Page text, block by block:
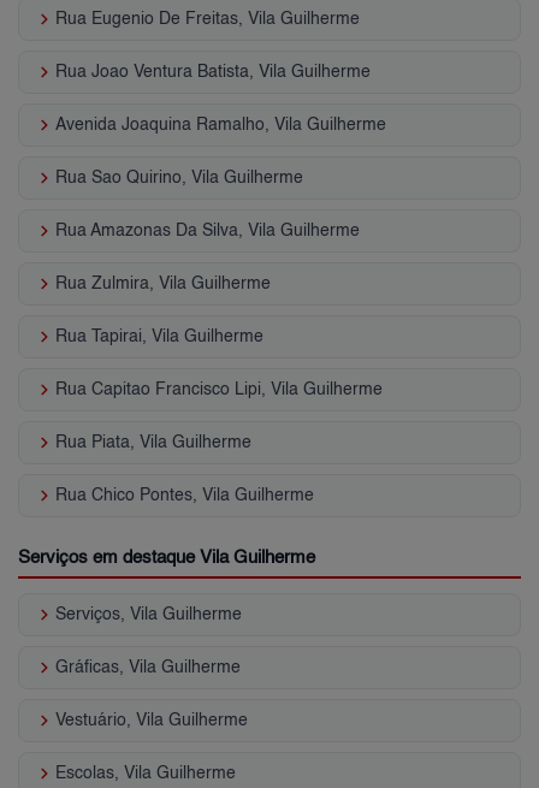
keyboard_arrow_right Rua Eugenio De Freitas, Vila Guilherme
keyboard_arrow_right Rua Joao Ventura Batista, Vila Guilherme
keyboard_arrow_right Avenida Joaquina Ramalho, Vila Guilherme
keyboard_arrow_right Rua Sao Quirino, Vila Guilherme
keyboard_arrow_right Rua Amazonas Da Silva, Vila Guilherme
keyboard_arrow_right Rua Zulmira, Vila Guilherme
keyboard_arrow_right Rua Tapirai, Vila Guilherme
keyboard_arrow_right Rua Capitao Francisco Lipi, Vila Guilherme
keyboard_arrow_right Rua Piata, Vila Guilherme
keyboard_arrow_right Rua Chico Pontes, Vila Guilherme
Serviços em destaque Vila Guilherme
keyboard_arrow_right Serviços, Vila Guilherme
keyboard_arrow_right Gráficas, Vila Guilherme
keyboard_arrow_right Vestuário, Vila Guilherme
keyboard_arrow_right Escolas, Vila Guilherme